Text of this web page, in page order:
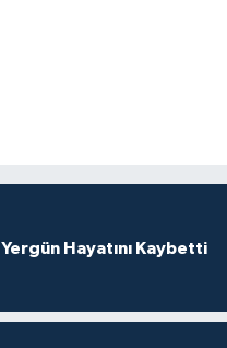
Hayatını Kaybetti